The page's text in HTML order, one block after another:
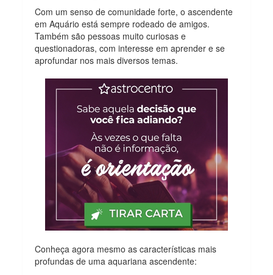
Com um senso de comunidade forte, o ascendente
em Aquário está sempre rodeado de amigos.
Também são pessoas muito curiosas e
questionadoras, com interesse em aprender e se
aprofundar nos mais diversos temas.
Conheça agora mesmo as características mais
profundas de uma aquariana ascendente: